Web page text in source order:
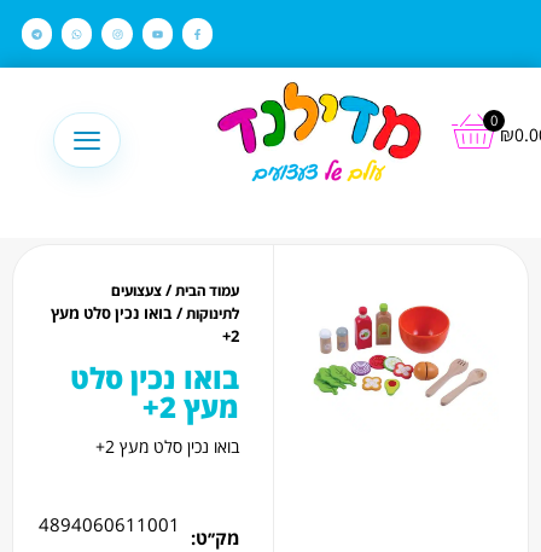
₪
0
עמוד הבית/צעצועים
לתינוקות/ בואו נכין סלט מעץ
2+
בואו נכין סלט
מעץ 2+
בואו נכין סלט מעץ 2+
מק׳׳ט:
4894060611001